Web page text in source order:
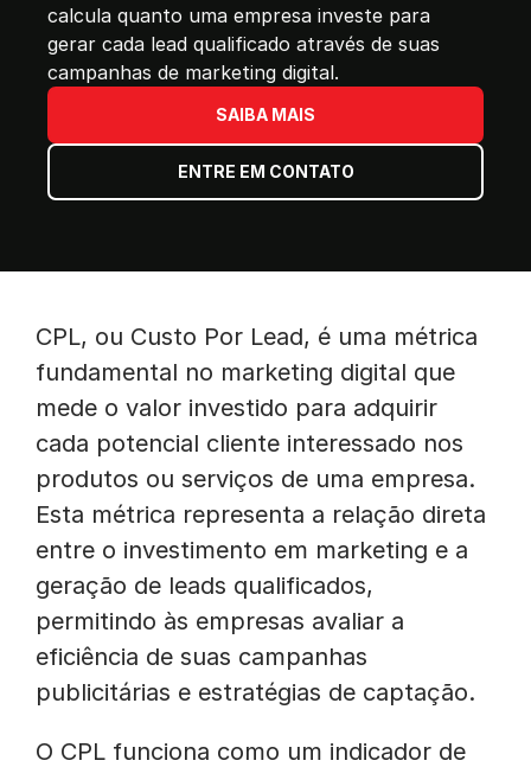
calcula quanto uma empresa investe para
gerar cada lead qualificado através de suas
campanhas de marketing digital.
SAIBA MAIS
ENTRE EM CONTATO
CPL, ou Custo Por Lead, é uma métrica
fundamental no marketing digital que
mede o valor investido para adquirir
cada potencial cliente interessado nos
produtos ou serviços de uma empresa.
Esta métrica representa a relação direta
entre o investimento em marketing e a
geração de leads qualificados,
permitindo às empresas avaliar a
eficiência de suas campanhas
publicitárias e estratégias de captação.
O CPL funciona como um indicador de